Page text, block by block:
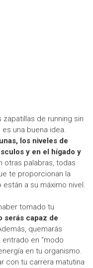
de running sin
una buena idea.
los niveles de
y en el hígado y
otras palabras, todas
te proporcionan la
a su máximo nivel.
tomado tu
serás capaz de
quemarás
en “modo
en tu organismo.
con tu carrera matutina